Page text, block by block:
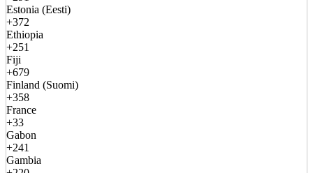
Estonia (Eesti)
+372
Ethiopia
+251
Fiji
+679
Finland (Suomi)
+358
France
+33
Gabon
+241
Gambia